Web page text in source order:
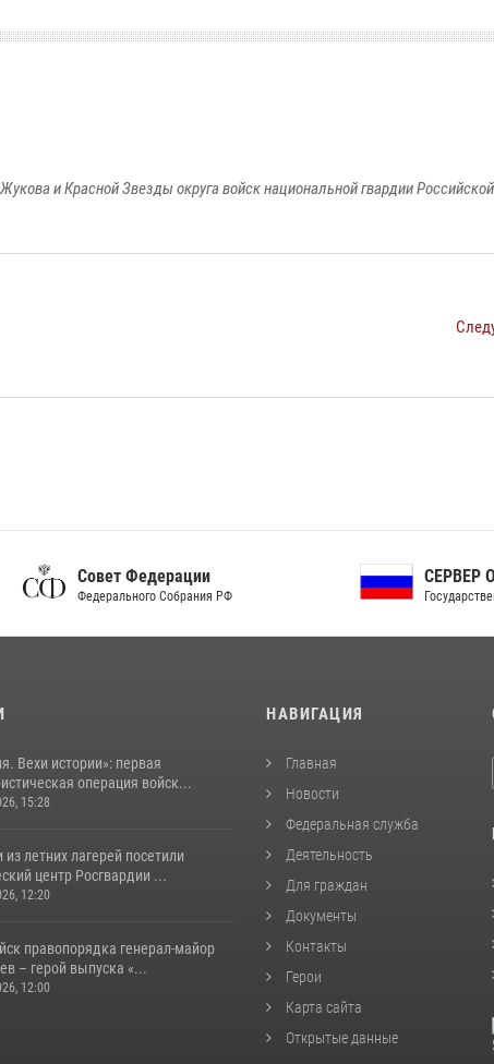
и Красной Звезды округа войск национальной гвардии
Федерации
Собрания РФ
СЕРВЕР ОРГАНОВ
Государственной власти РФ
Вехи истории»: первая
операция войск...
15:28
летних лагерей посетили
центр Росгвардии ...
12:20
правопорядка генерал-майор
– герой выпуска «...
12:00
НАВИГАЦИЯ
Главная
Новости
Федеральная служба
Деятельность
Для граждан
Документы
Контакты
Герои
Карта сайта
Открытые данные